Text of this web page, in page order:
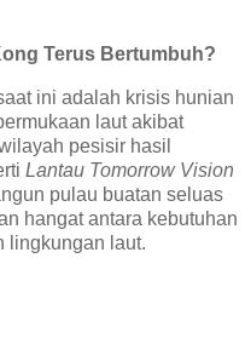
Terus Bertumbuh?
ini adalah krisis hunian
laut akibat
pesisir hasil
Lantau Tomorrow Vision
pulau buatan seluas
hangat antara kebutuhan
lingkungan laut.